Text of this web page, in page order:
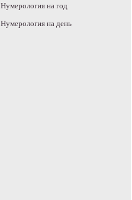
Нумерология на год
Нумерология на день